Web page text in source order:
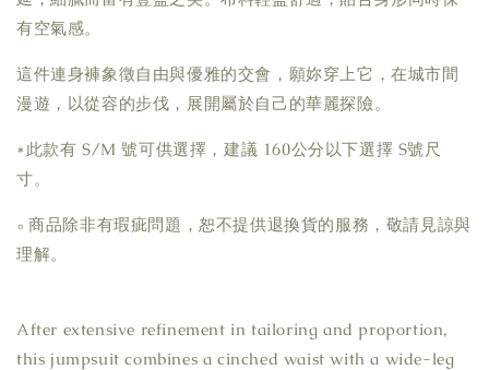
有空氣感。
這件連身褲象徵自由與優雅的交會，願妳穿上它，在城市間
漫遊，以從容的步伐，展開屬於自己的華麗探險。
*此款有 S/M 號可供選擇，建議 160公分以下選擇 S號尺
寸。
▫ 商品除非有瑕疵問題，恕不提供退換貨的服務，敬請見諒與
理解。
After extensive refinement in tailoring and proportion,
this jumpsuit combines a cinched waist with a wide-leg